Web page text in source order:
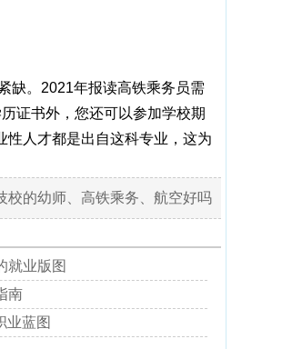
缺。2021年报读高铁乘务员需
证书外，您还可以参加学校期
性人才都是出自这科专业，这为
校的幼师、高铁乘务、航空好吗
就业版图
南
业蓝图